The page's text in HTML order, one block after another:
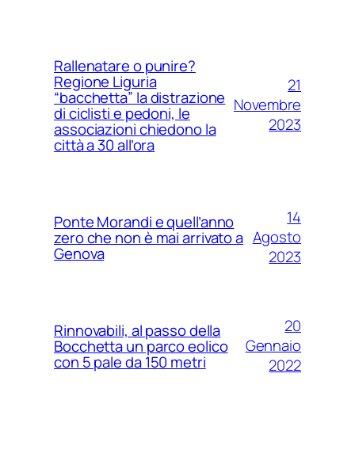
Rallenatare o punire?
Regione Liguria
“bacchetta” la distrazione
di ciclisti e pedoni, le
associazioni chiedono la
città a 30 all’ora
21
Novembre
2023
Ponte Morandi e quell’anno
zero che non è mai arrivato a
Genova
14
Agosto
2023
Rinnovabili, al passo della
Bocchetta un parco eolico
con 5 pale da 150 metri
20
Gennaio
2022